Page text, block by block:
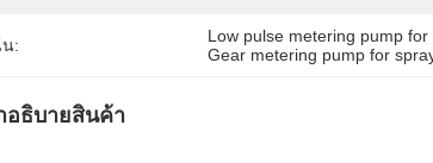
น: Low pulse metering pump for
Gear metering pump for
อธิบายสินค้า